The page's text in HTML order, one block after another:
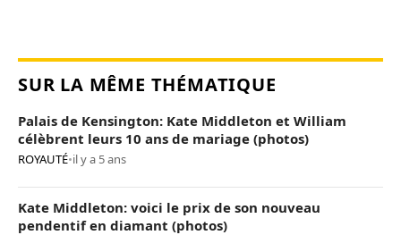
SUR LA MÊME THÉMATIQUE
Palais de Kensington: Kate Middleton et William
célèbrent leurs 10 ans de mariage (photos)
ROYAUTÉ•il y a 5 ans
Kate Middleton: voici le prix de son nouveau
pendentif en diamant (photos)